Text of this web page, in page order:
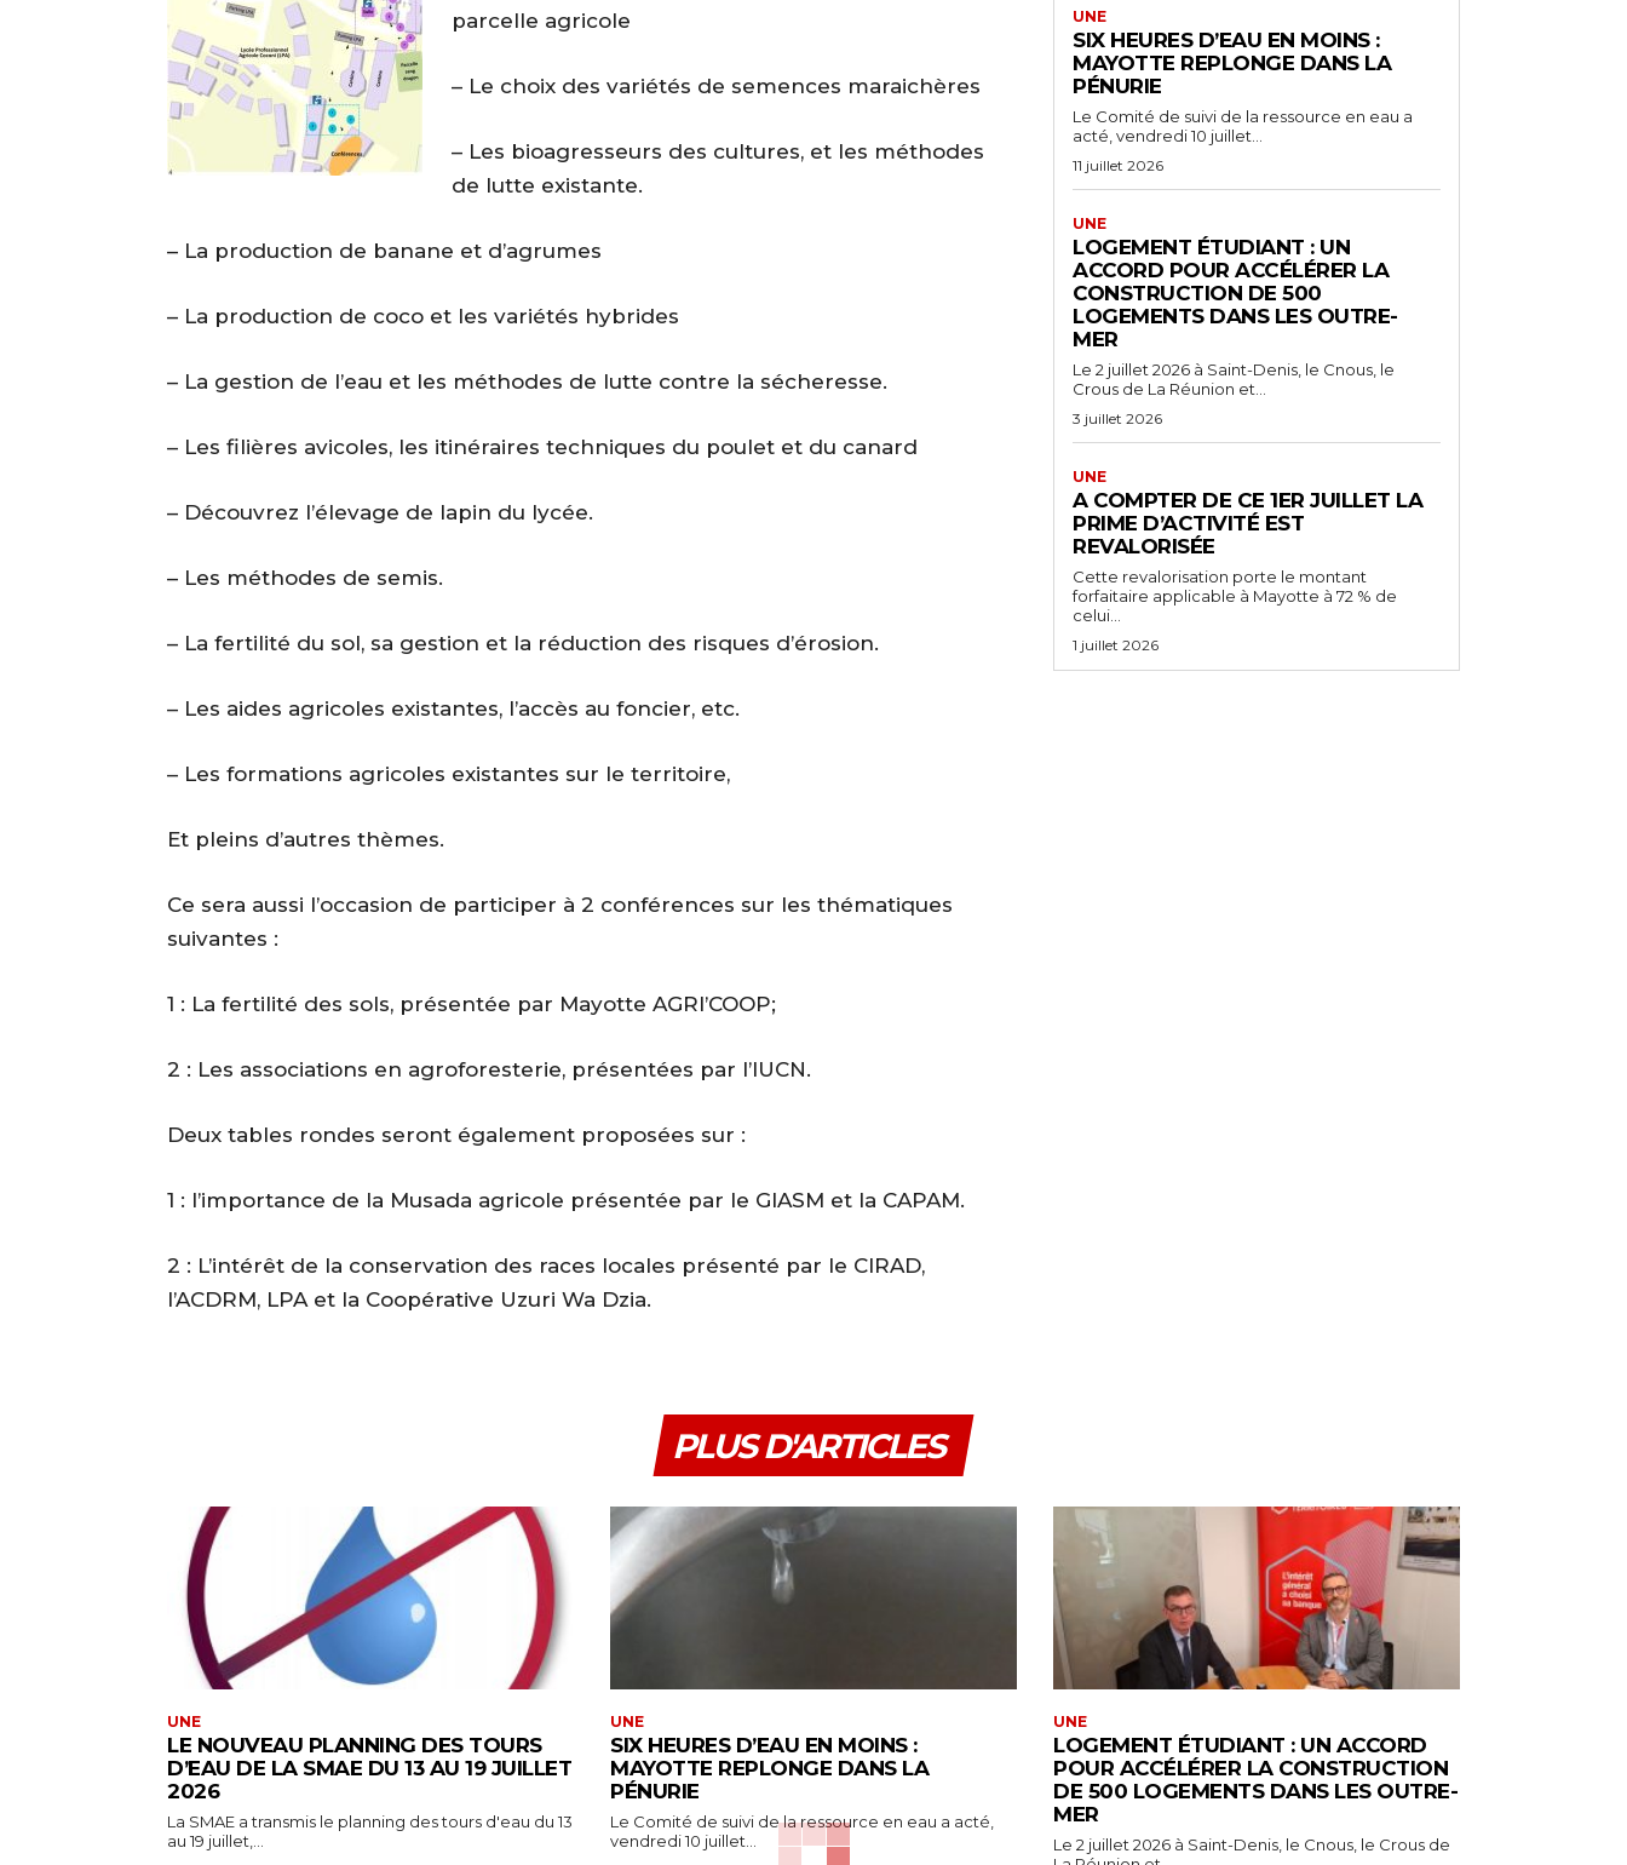
parcelle agricole
– Le choix des variétés de semences maraichères
– Les bioagresseurs des cultures, et les méthodes
de lutte existante.
– La production de banane et d’agrumes
– La production de coco et les variétés hybrides
– La gestion de l’eau et les méthodes de lutte contre la sécheresse.
– Les filières avicoles, les itinéraires techniques du poulet et du canard
– Découvrez l’élevage de lapin du lycée.
– Les méthodes de semis.
– La fertilité du sol, sa gestion et la réduction des risques d’érosion.
– Les aides agricoles existantes, l’accès au foncier, etc.
– Les formations agricoles existantes sur le territoire,
Et pleins d’autres thèmes.
Ce sera aussi l’occasion de participer à 2 conférences sur les thématiques
suivantes :
1 : La fertilité des sols, présentée par Mayotte AGRI’COOP;
2 : Les associations en agroforesterie, présentées par l’IUCN.
Deux tables rondes seront également proposées sur :
1 : l’importance de la Musada agricole présentée par le GIASM et la CAPAM.
2 : L’intérêt de la conservation des races locales présenté par le CIRAD,
l’ACDRM, LPA et la Coopérative Uzuri Wa Dzia.
UNE
SIX HEURES D’EAU EN MOINS :
MAYOTTE REPLONGE DANS LA
PÉNURIE
Le Comité de suivi de la ressource en eau a
acté, vendredi 10 juillet...
11 juillet 2026
UNE
LOGEMENT ÉTUDIANT : UN
ACCORD POUR ACCÉLÉRER LA
CONSTRUCTION DE 500
LOGEMENTS DANS LES OUTRE-
MER
Le 2 juillet 2026 à Saint-Denis, le Cnous, le
Crous de La Réunion et...
3 juillet 2026
UNE
A COMPTER DE CE 1ER JUILLET LA
PRIME D’ACTIVITÉ EST
REVALORISÉE
Cette revalorisation porte le montant
forfaitaire applicable à Mayotte à 72 % de
celui...
1 juillet 2026
PLUS D'ARTICLES
UNE
LE NOUVEAU PLANNING DES TOURS
D’EAU DE LA SMAE DU 13 AU 19 JUILLET
2026
La SMAE a transmis le planning des tours d'eau du 13
au 19 juillet,...
UNE
SIX HEURES D’EAU EN MOINS :
MAYOTTE REPLONGE DANS LA
PÉNURIE
Le Comité de suivi de la ressource en eau a acté,
vendredi 10 juillet...
UNE
LOGEMENT ÉTUDIANT : UN ACCORD
POUR ACCÉLÉRER LA CONSTRUCTION
DE 500 LOGEMENTS DANS LES OUTRE-
MER
Le 2 juillet 2026 à Saint-Denis, le Cnous, le Crous de